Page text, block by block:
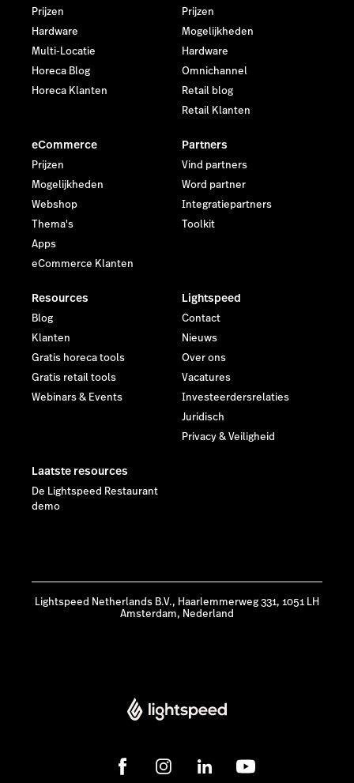
Prijzen
Hardware
Multi-Locatie
Horeca Blog
Horeca Klanten
Prijzen
Mogelijkheden
Hardware
Omnichannel
Retail blog
Retail Klanten
eCommerce
Prijzen
Mogelijkheden
Webshop
Thema's
Apps
eCommerce Klanten
Partners
Vind partners
Word partner
Integratiepartners
Toolkit
Resources
Blog
Klanten
Gratis horeca tools
Gratis retail tools
Webinars & Events
Lightspeed
Contact
Nieuws
Over ons
Vacatures
Investeerdersrelaties
Juridisch
Privacy & Veiligheid
Laatste resources
De Lightspeed Restaurant
demo
Lightspeed Netherlands B.V., Haarlemmerweg 331, 1051 LH
Amsterdam, Nederland